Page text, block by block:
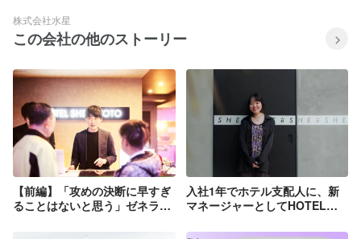
株式会社水星
この会社の他のストーリー
【前編】「攻めの決断に早すぎ
ることはないと思う」ゼネラル
ートアップで働く理由と勝算
入社1年でホテル支配人に、新
マネージャーとしてHOTEL
岸えりな